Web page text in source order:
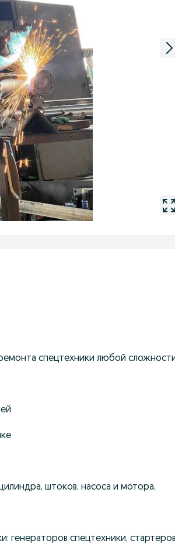
спецтехники любой
штоков, насоса и мотора,
генераторов спецтехники,